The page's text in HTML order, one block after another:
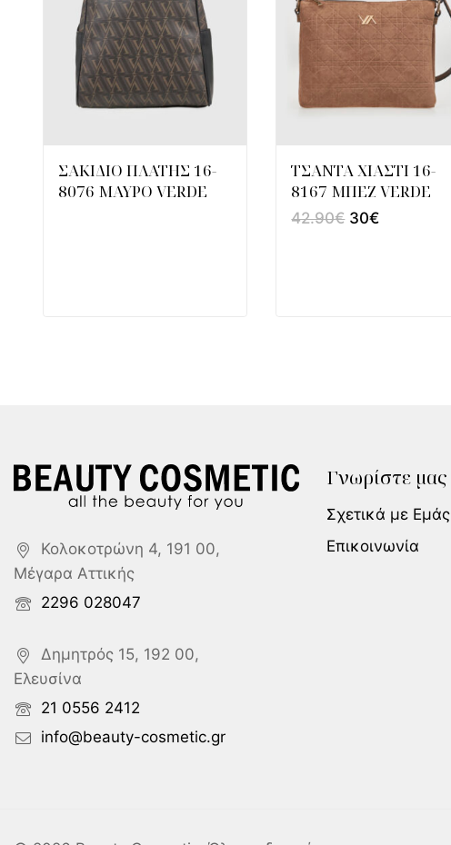
ΣΑΚΙΔΙΟ ΠΛΑΤΗΣ 16-
8076 ΜΑΥΡΟ VERDE
ΤΣΑΝΤΑ ΧΙΑΣΤΙ 16-
8167 ΜΠΕΖ VERDE
42.90€ 30€
Κολοκοτρώνη 4, 191 00,
Μέγαρα Αττικής
2296 028047
Δημητρός 15, 192 00,
Ελευσίνα
21 0556 2412
info@beauty-cosmetic.gr
Γνωρίστε μας
Σχετικά με Εμάς
Επικοινωνία